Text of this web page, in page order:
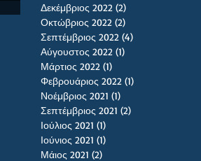
Δεκέμβριος 2022 (2)
Οκτώβριος 2022 (2)
Σεπτέμβριος 2022 (4)
Αύγουστος 2022 (1)
Μάρτιος 2022 (1)
Φεβρουάριος 2022 (1)
Νοέμβριος 2021 (1)
Σεπτέμβριος 2021 (2)
Ιούλιος 2021 (1)
Ιούνιος 2021 (1)
Μάιος 2021 (2)